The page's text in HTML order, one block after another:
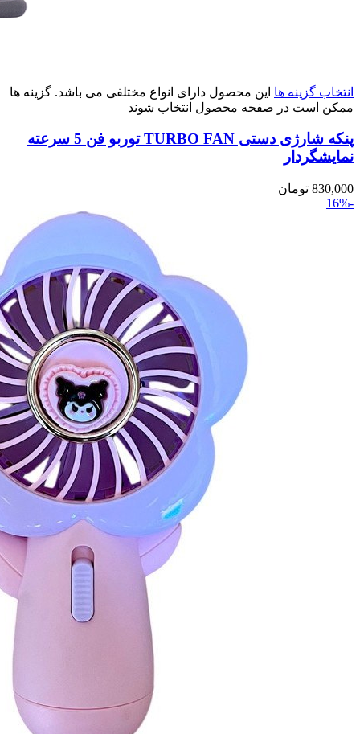
انتخاب گزینه ها این محصول دارای انواع مختلفی می باشد. گزینه ها
ممکن است در صفحه محصول انتخاب شوند
پنکه شارژی دستی TURBO FAN توربو فن 5 سرعته
نمایشگردار
830,000 تومان
-16%